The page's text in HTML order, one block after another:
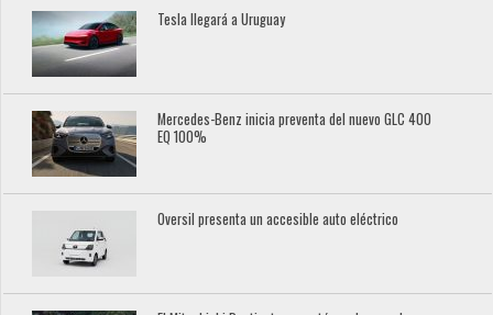
Tesla llegará a Uruguay
Mercedes-Benz inicia preventa del nuevo GLC 400
EQ 100%
Oversil presenta un accesible auto eléctrico